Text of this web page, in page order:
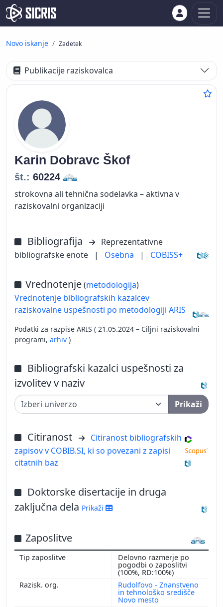
Novo iskanje Zadetek
Publikacije raziskovalca
Karin Dobravc Škof
št.: 60224
strokovna ali tehnična sodelavka – aktivna v
raziskovalni organizaciji
Bibliografija
Reprezentativne
bibliografske enote
| Osebna | COBISS+
Vrednotenje(metodologija)
Vrednotenje bibliografskih kazalcev
raziskovalne uspešnosti po metodologiji ARIS
Podatki za razpise ARIS ( 21.05.2024 – Ciljni raziskovalni
programi, arhiv )
Bibliografski kazalci uspešnosti za
izvolitev v naziv
Prikaži
Citiranost
Citiranost bibliografskih
zapisov v COBIB.SI, ki so povezani z zapisi
citatnih baz
Doktorske disertacije in druga
zaključna dela Prikaži
Zaposlitve
Delovno razmerje po
pogodbi o zaposlitvi
(100%, RD:100%)
Rudolfovo - Znanstveno
in tehnološko središče
Novo mesto